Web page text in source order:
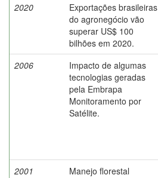
2020
Exportações brasileiras
do agronegócio vão
superar US$ 100
bilhões em 2020.
2006
Impacto de algumas
tecnologias geradas
pela Embrapa
Monitoramento por
Satélite.
2001
Manejo florestal